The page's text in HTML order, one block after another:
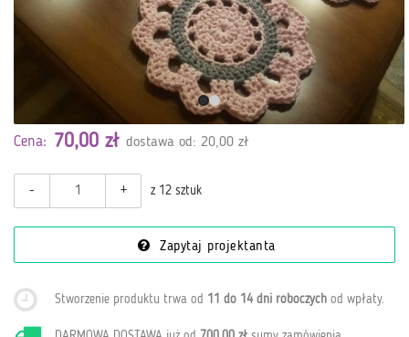
Cena: 70,00 zł dostawa od: 20,00 zł
- + z 12 sztuk
Zapytaj projektanta
Stworzenie produktu trwa od 11 do 14 dni roboczych od wpłaty.